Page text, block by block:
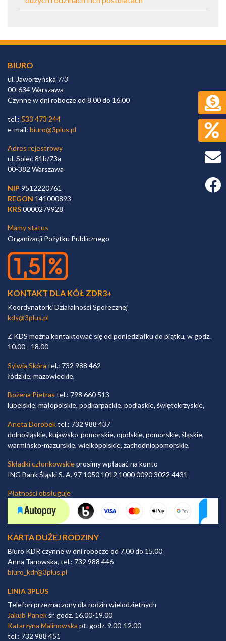
BIURO
ul. Jaworzyńska 7/3
00-634 Warszawa
Czynne w dni robocze od 8.00 do 16.00
tel.: 533 473 244
e-mail: biuro@3plus.pl
Adres rejestrowy
ul. Solec 81b/73a
00-382 Warszawa
NIP 9512220761
REGON 141000893
KRS0000279928
Mamy status
Organizacji Pożytku Publicznego
KONTAKT DLA KÓŁ ZDR3+
Koordynatorki Działalności Społecznej
kds@3plus.pl
Z KDS można kontaktować się od poniedziałku do piątku, w godz.
10.00 - 18.00
Sylwia Skóra tel.: 732 988 462
łódzkie, mazowieckie,
Bożena Pietras tel.: 798 660 513
lubelskie, małopolskie, podkarpackie, podlaskie, świętokrzyskie,
Aneta Dorobektel.: 732 988 437
dolnośląskie, kujawsko-pomorskie, opolskie, pomorskie, śląskie,
warmińsko-mazurskie, wielkopolskie, zachodniopomorskie,
Składki członkowskieprosimy wpłacać na konto
ING Bank Śląski S. A. 97 1050 1012 1000 0090 3022 4431
Płatności obsługuje
KARTA DUŻEJ RODZINY
Biuro KDR czynne w dni robocze od 7.00 do 15.00
Anna Tanowska, tel.: 732 988 446
biuro_kdr@3plus.pl
LINIA 3PLUS
Telefon przeznaczony dla rodzin wielodzietnych
Jakub Panekśr. godz. 16.00-19.00
Katarzyna Malinowska pt. godz. 9.00-12.00
tel.: 732 988 451